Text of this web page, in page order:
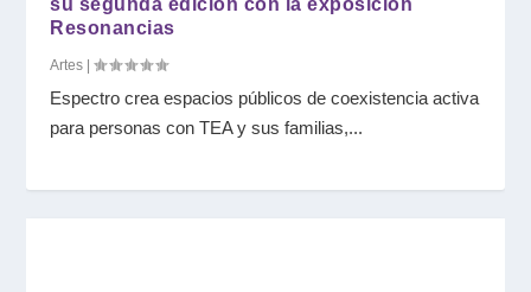
Resonancias
Artes |
Espectro crea espacios públicos de coexistencia activa
para personas con TEA y sus familias,...